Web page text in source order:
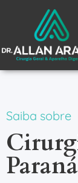
Saiba sobre
Paraná